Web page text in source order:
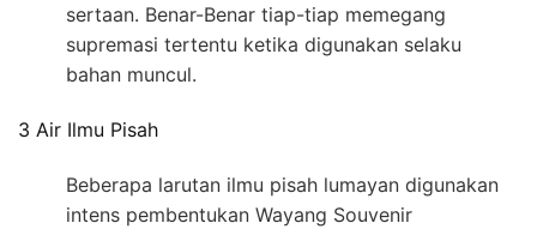
sertaan. Benar-Benar tiap-tiap memegang
supremasi tertentu ketika digunakan selaku
bahan muncul.
3 Air Ilmu Pisah
Beberapa larutan ilmu pisah lumayan digunakan
intens pembentukan Wayang Souvenir